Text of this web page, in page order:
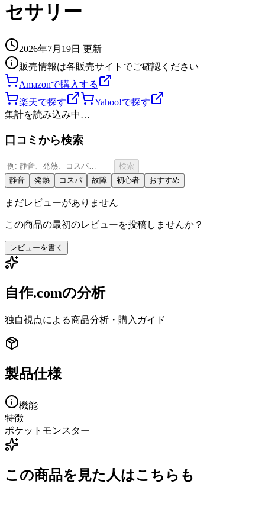
セサリー
2026年7月19日 更新
販売情報は各販売サイトでご確認ください
Amazonで購入する
楽天で探す
Yahoo!で探す
集計を読み込み中…
口コミから検索
検索
静音
発熱 コスパ 故障 初心者 おすすめ
まだレビューがありません
この商品の最初のレビューを投稿しませんか？
レビューを書く
自作.comの分析
独自視点による商品分析・購入ガイド
製品仕様
機能
特徴
ポケットモンスター
この商品を見た人はこちらも